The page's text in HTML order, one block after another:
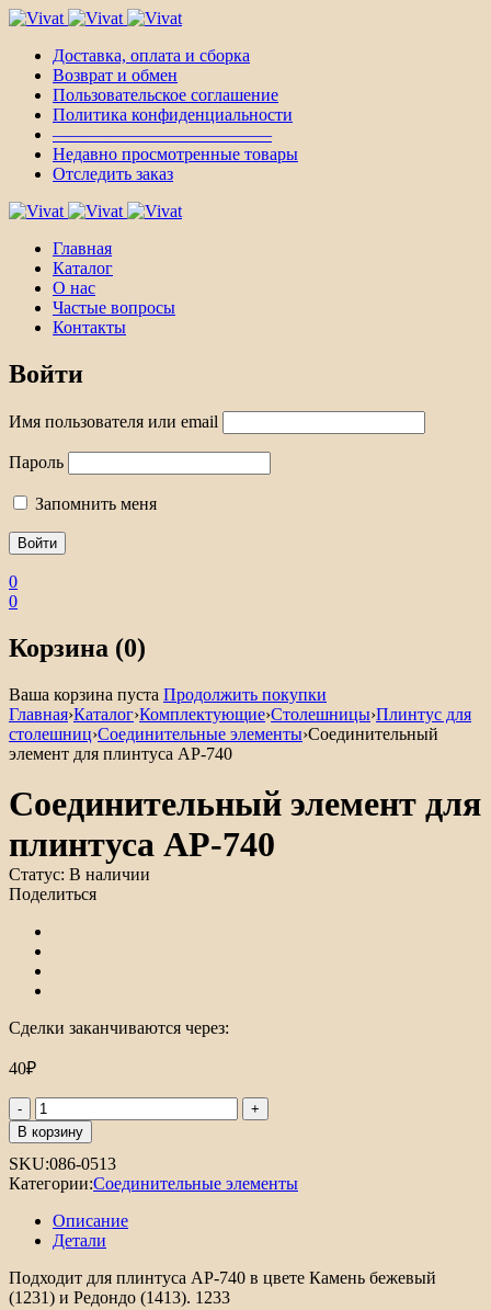
Доставка, оплата и сборка
Возврат и обмен
Пользовательское соглашение
Политика конфиденциальности
————————————–
Недавно просмотренные товары
Отследить заказ
Главная
Каталог
О нас
Частые вопросы
Контакты
Войти
Имя пользователя или email
Пароль
Запомнить меня
0
0
Корзина (0)
Ваша корзина пуста Продолжить покупки
Главная›Каталог›Комплектующие›Столешницы›Плинтус для
столешниц›Соединительные элементы›Соединительный
элемент для плинтуса АР-740
Соединительный элемент для
плинтуса АР-740
Статус: В наличии
Поделиться
Сделки заканчиваются через:
40₽
Количество
товара
Соединительный
элемент
для
АР-740
В корзину
SKU:086-0513
Категории:Соединительные элементы
Описание
Детали
Подходит для плинтуса АР-740 в цвете Камень бежевый
(1231) и Редондо (1413). 1233